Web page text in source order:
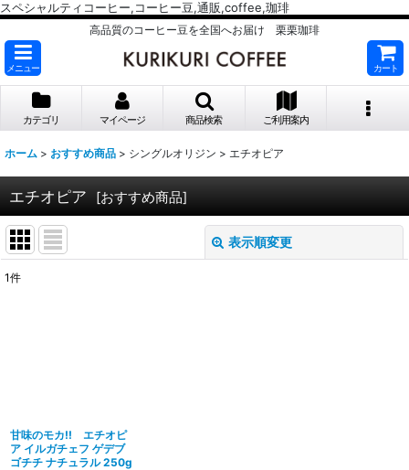
スペシャルティコーヒー,コーヒー豆,通販,coffee,珈琲
高品質のコーヒー豆を全国へお届け 栗栗珈琲
メニュー カート
カテゴリ マイページ 商品検索 ご利用案内
ホーム > おすすめ商品 > シングルオリジン > エチオピア
エチオピア [おすすめ商品]
表示順変更
1件
甘味のモカ!! エチオピ
ア イルガチェフ ゲデブ
ゴチチ ナチュラル 250g